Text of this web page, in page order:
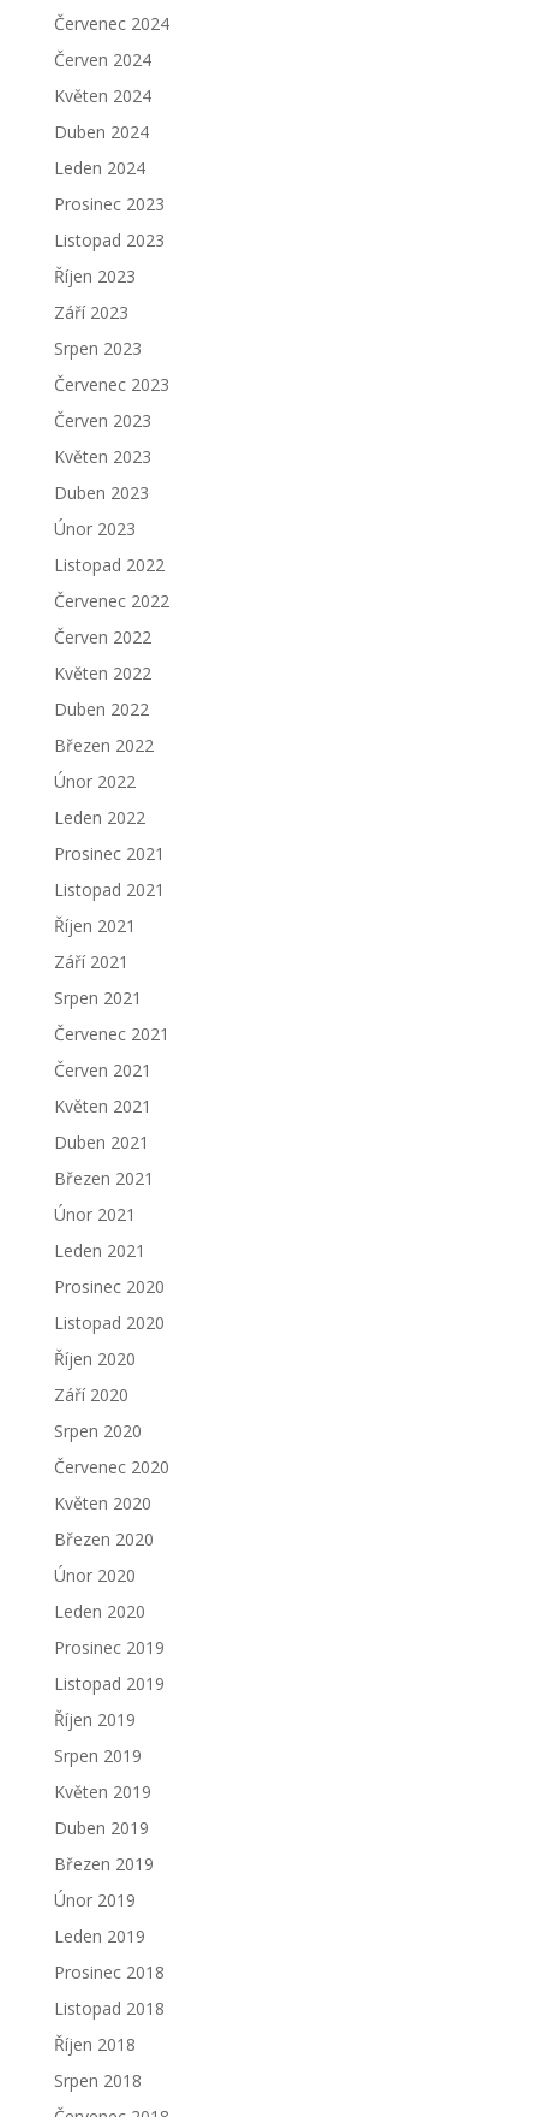
Červenec 2024
Červen 2024
Květen 2024
Duben 2024
Leden 2024
Prosinec 2023
Listopad 2023
Říjen 2023
Září 2023
Srpen 2023
Červenec 2023
Červen 2023
Květen 2023
Duben 2023
Únor 2023
Listopad 2022
Červenec 2022
Červen 2022
Květen 2022
Duben 2022
Březen 2022
Únor 2022
Leden 2022
Prosinec 2021
Listopad 2021
Říjen 2021
Září 2021
Srpen 2021
Červenec 2021
Červen 2021
Květen 2021
Duben 2021
Březen 2021
Únor 2021
Leden 2021
Prosinec 2020
Listopad 2020
Říjen 2020
Září 2020
Srpen 2020
Červenec 2020
Květen 2020
Březen 2020
Únor 2020
Leden 2020
Prosinec 2019
Listopad 2019
Říjen 2019
Srpen 2019
Květen 2019
Duben 2019
Březen 2019
Únor 2019
Leden 2019
Prosinec 2018
Listopad 2018
Říjen 2018
Srpen 2018